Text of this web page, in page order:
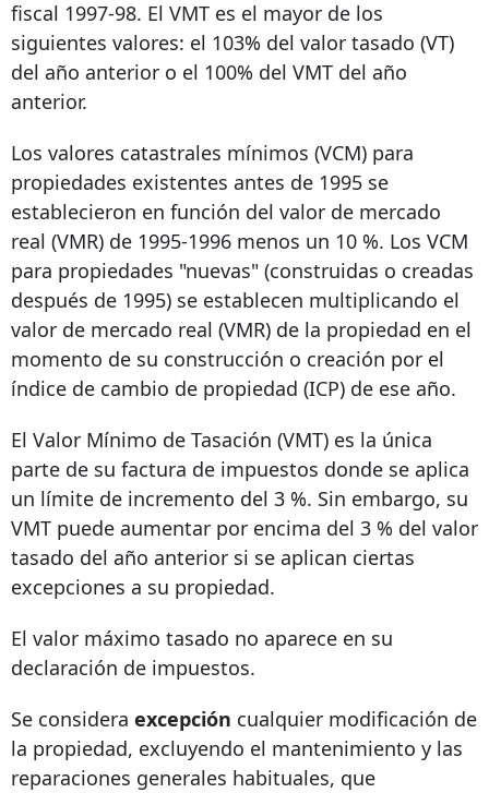
fiscal 1997-98. El VMT es el mayor de los
siguientes valores: el 103% del valor tasado (VT)
del año anterior o el 100% del VMT del año
anterior.
Los valores catastrales mínimos (VCM) para
propiedades existentes antes de 1995 se
establecieron en función del valor de mercado
real (VMR) de 1995-1996 menos un 10 %. Los VCM
para propiedades "nuevas" (construidas o creadas
después de 1995) se establecen multiplicando el
valor de mercado real (VMR) de la propiedad en el
momento de su construcción o creación por el
índice de cambio de propiedad (ICP) de ese año.
El Valor Mínimo de Tasación (VMT) es la única
parte de su factura de impuestos donde se aplica
un límite de incremento del 3 %. Sin embargo, su
VMT puede aumentar por encima del 3 % del valor
tasado del año anterior si se aplican ciertas
excepciones a su propiedad.
El valor máximo tasado no aparece en su
declaración de impuestos.
Se considera excepción cualquier modificación de
la propiedad, excluyendo el mantenimiento y las
reparaciones generales habituales, que